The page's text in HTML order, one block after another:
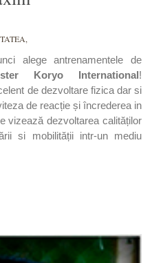
alege antrenamentele de
Koryo International!
de dezvoltare fizica dar si
de reacție și încrederea in
vizează dezvoltarea calităților
si mobilității intr-un mediu